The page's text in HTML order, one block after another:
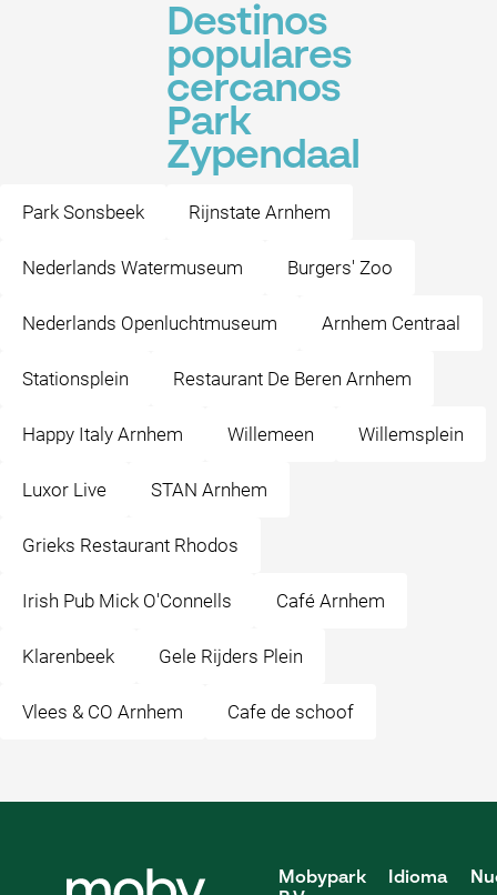
Destinos
populares
cercanos
Park
Zypendaal
Park Sonsbeek Rijnstate Arnhem
Nederlands Watermuseum Burgers' Zoo
Nederlands Openluchtmuseum Arnhem Centraal
Stationsplein Restaurant De Beren Arnhem
Happy Italy Arnhem Willemeen Willemsplein
Luxor Live STAN Arnhem
Grieks Restaurant Rhodos
Irish Pub Mick O'Connells Café Arnhem
Klarenbeek Gele Rijders Plein
Vlees & CO Arnhem Cafe de schoof
Mobypark
Idioma